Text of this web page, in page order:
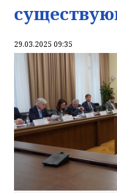
29.03.2025 09:35